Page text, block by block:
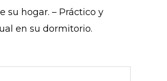
su hogar. – Práctico y
en su dormitorio.